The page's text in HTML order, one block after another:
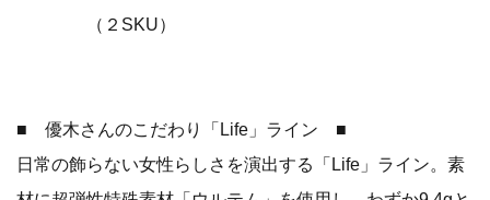
（２SKU）
■ 優木さんのこだわり「Life」ライン ■
日常の飾らない女性らしさを演出する「Life」ライン。素